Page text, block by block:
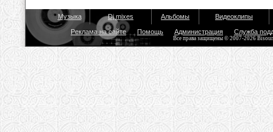
Музыка Dj mixes Альбомы Видеоклипы
Реклама на сайте Помощь Администрация Служба
Все права защищены © 2007-2026